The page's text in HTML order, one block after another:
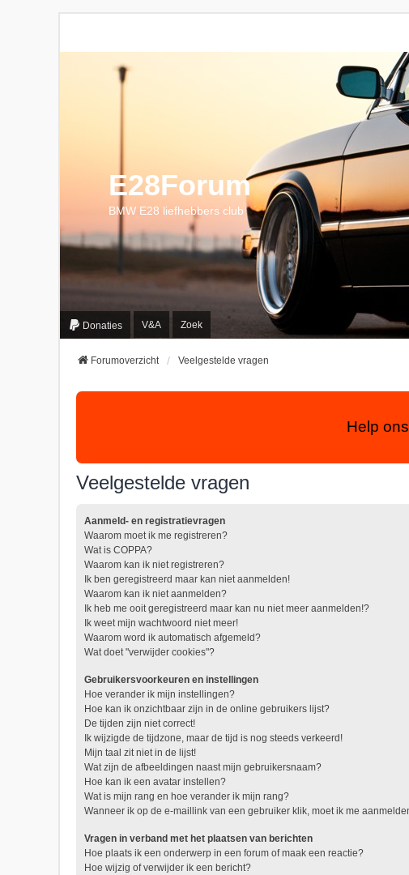
E28Forum
BMW E28 liefhebbers club
Donaties V&A Zoek
Forumoverzicht Veelgestelde vragen
Help
Veelgestelde vragen
Aanmeld- en registratievragen
Waarom moet ik me registreren?
Wat is COPPA?
Waarom kan ik niet registreren?
Ik ben geregistreerd maar kan niet aanmelden!
Waarom kan ik niet aanmelden?
Ik heb me ooit geregistreerd maar kan nu niet meer aanmelden!?
Ik weet mijn wachtwoord niet meer!
Waarom word ik automatisch afgemeld?
Wat doet "verwijder cookies"?
Gebruikersvoorkeuren en instellingen
Hoe verander ik mijn instellingen?
Hoe kan ik onzichtbaar zijn in de online gebruikers lijst?
De tijden zijn niet correct!
Ik wijzigde de tijdzone, maar de tijd is nog steeds verkeerd!
Mijn taal zit niet in de lijst!
Wat zijn de afbeeldingen naast mijn gebruikersnaam?
Hoe kan ik een avatar instellen?
Wat is mijn rang en hoe verander ik mijn rang?
Wanneer ik op de e-maillink van een gebruiker klik, moet ik me
Vragen in verband met het plaatsen van berichten
Hoe plaats ik een onderwerp in een forum of maak een reactie?
Hoe wijzig of verwijder ik een bericht?